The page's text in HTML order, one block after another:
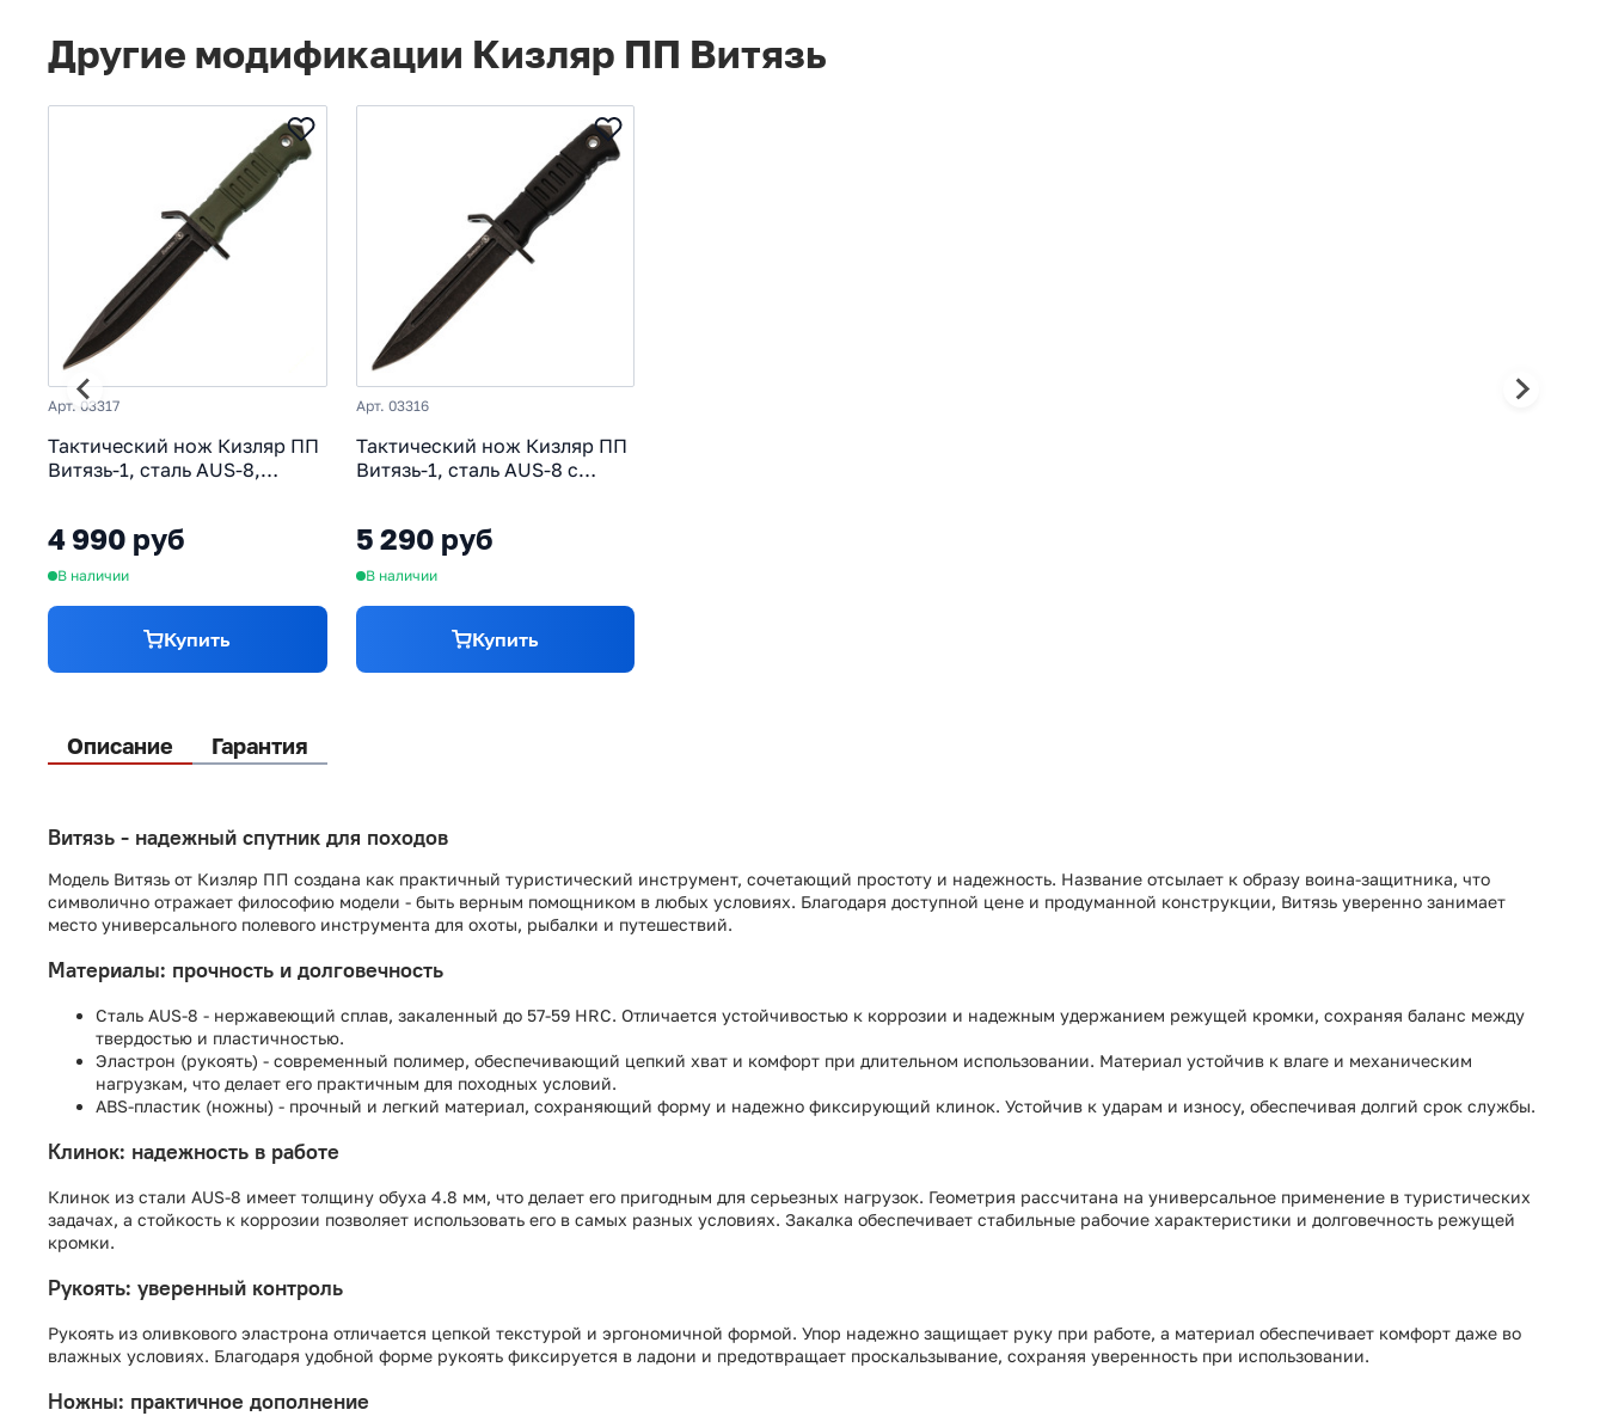
Другие модификации Кизляр ПП Витязь
Арт. 03317
Тактический нож Кизляр ПП
Витязь-1, сталь AUS-8,
4 990 руб
В наличии
Купить
Арт. 03316
Тактический нож Кизляр ПП
Витязь-1, сталь AUS-8 с
5 290 руб
В наличии
Купить
Описание Гарантия
Витязь - надежный спутник для походов
Модель Витязь от Кизляр ПП создана как практичный туристический инструмент, сочетающий простоту и надежность. Название отсылает к образу воина‑защитника, что
символично отражает философию модели - быть верным помощником в любых условиях. Благодаря доступной цене и продуманной конструкции, Витязь уверенно занимает
место универсального полевого инструмента для охоты, рыбалки и путешествий.
Материалы: прочность и долговечность
Сталь AUS‑8 - нержавеющий сплав, закаленный до 57-59 HRC. Отличается устойчивостью к коррозии и надежным удержанием режущей кромки, сохраняя баланс между
твердостью и пластичностью.
Эластрон (рукоять) - современный полимер, обеспечивающий цепкий хват и комфорт при длительном использовании. Материал устойчив к влаге и механическим
нагрузкам, что делает его практичным для походных условий.
ABS‑пластик (ножны) - прочный и легкий материал, сохраняющий форму и надежно фиксирующий клинок. Устойчив к ударам и износу, обеспечивая долгий срок службы.
Клинок: надежность в работе
Клинок из стали AUS‑8 имеет толщину обуха 4.8 мм, что делает его пригодным для серьезных нагрузок. Геометрия рассчитана на универсальное применение в туристических
задачах, а стойкость к коррозии позволяет использовать его в самых разных условиях. Закалка обеспечивает стабильные рабочие характеристики и долговечность режущей
кромки.
Рукоять: уверенный контроль
Рукоять из оливкового эластрона отличается цепкой текстурой и эргономичной формой. Упор надежно защищает руку при работе, а материал обеспечивает комфорт даже во
влажных условиях. Благодаря удобной форме рукоять фиксируется в ладони и предотвращает проскальзывание, сохраняя уверенность при использовании.
Ножны: практичное дополнение